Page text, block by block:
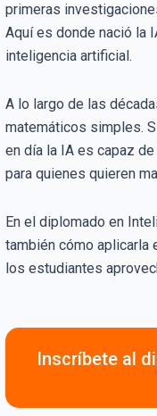
primeras
Aquí es donde nació la
inteligencia artificial.
A lo largo de las
matemáticos simples.
en día la IA es capaz
para quienes quieren
En el diplomado en
también cómo aplicarla
los estudiantes
Inscríbete al